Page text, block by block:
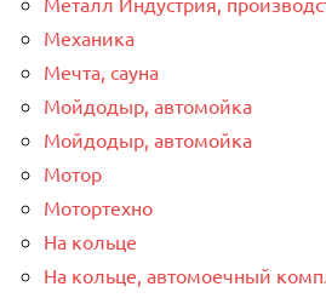
Механика
Мечта, сауна
Мойдодыр, автомойка
Мойдодыр, автомойка
Мотор
Мотортехно
На кольце
На кольце, автомоечный